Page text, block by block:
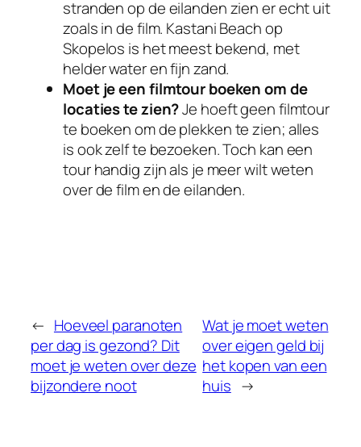
stranden op de eilanden zien er echt uit
zoals in de film. Kastani Beach op
Skopelos is het meest bekend, met
helder water en fijn zand.
Moet je een filmtour boeken om de
locaties te zien?Je hoeft geen filmtour
te boeken om de plekken te zien; alles
is ook zelf te bezoeken. Toch kan een
tour handig zijn als je meer wilt weten
over de film en de eilanden.
← Hoeveel paranoten
per dag is gezond? Dit
moet je weten over deze
bijzondere noot
Wat je moet weten
over eigen geld bij
het kopen van een
huis →